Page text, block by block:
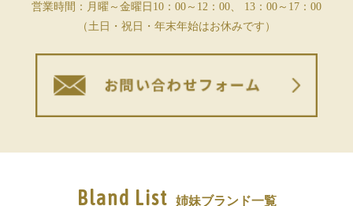
営業時間：月曜～金曜日10：00～12：00、 13：00～17：00
（土日・祝日・年末年始はお休みです）
Bland List 姉妹ブランド一覧